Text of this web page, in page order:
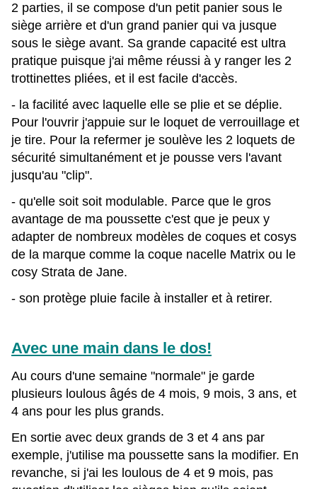
2 parties, il se compose d'un petit panier sous le
siège arrière et d'un grand panier qui va jusque
sous le siège avant. Sa grande capacité est ultra
pratique puisque j'ai même réussi à y ranger les 2
trottinettes pliées, et il est facile d'accès.
- la facilité avec laquelle elle se plie et se déplie.
Pour l'ouvrir j'appuie sur le loquet de verrouillage et
je tire. Pour la refermer je soulève les 2 loquets de
sécurité simultanément et je pousse vers l'avant
jusqu'au "clip".
- qu'elle soit soit modulable. Parce que le gros
avantage de ma poussette c'est que je peux y
adapter de nombreux modèles de coques et cosys
de la marque comme la coque nacelle Matrix ou le
cosy Strata de Jane.
- son protège pluie facile à installer et à retirer.
Avec une main dans le dos!
Au cours d'une semaine "normale" je garde
plusieurs loulous âgés de 4 mois, 9 mois, 3 ans, et
4 ans pour les plus grands.
En sortie avec deux grands de 3 et 4 ans par
exemple, j'utilise ma poussette sans la modifier. En
revanche, si j'ai les loulous de 4 et 9 mois, pas